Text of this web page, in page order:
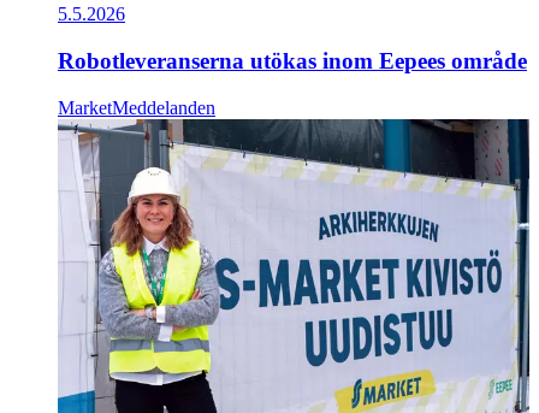
5.5.2026
Robotleveranserna utökas inom Eepees område
MarketMeddelanden